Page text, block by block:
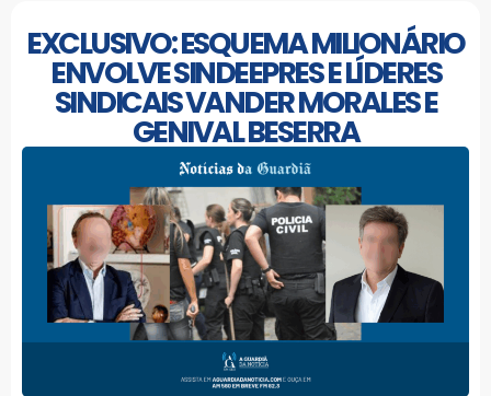
EXCLUSIVO: ESQUEMA MILIONÁRIO
ENVOLVE SINDEEPRES E LÍDERES
SINDICAIS VANDER MORALES E
GENIVAL BESERRA